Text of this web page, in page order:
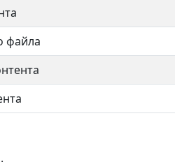
файла
.